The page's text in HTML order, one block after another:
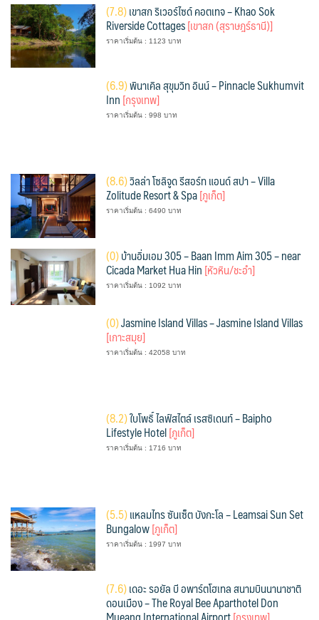
(7.8)เขาสก ริเวอร์ไซด์ คอตเทจ – Khao Sok
Riverside Cottages[เขาสก (สุราษฎร์ธานี)]
ราคาเริ่มต้น : 1123 บาท
(6.9)พินาเคิล สุขุมวิท อินน์ – Pinnacle Sukhumvit
Inn[กรุงเทพ]
ราคาเริ่มต้น : 998 บาท
(8.6)วิลล่า โซลิจูด รีสอร์ท แอนด์ สปา – Villa
Zolitude Resort & Spa[ภูเก็ต]
ราคาเริ่มต้น : 6490 บาท
(0)บ้านอิ่มเอม 305 – Baan Imm Aim 305 – near
Cicada Market Hua Hin[หัวหิน/ชะอำ]
ราคาเริ่มต้น : 1092 บาท
(0)Jasmine Island Villas – Jasmine Island Villas
[เกาะสมุย]
ราคาเริ่มต้น : 42058 บาท
(8.2)ใบโพธิ์ ไลฟ์สไตล์ เรสซิเดนท์ – Baipho
Lifestyle Hotel[ภูเก็ต]
ราคาเริ่มต้น : 1716 บาท
(5.5)แหลมไทร ซันเซ็ต บังกะโล – Leamsai Sun Set
Bungalow[ภูเก็ต]
ราคาเริ่มต้น : 1997 บาท
(7.6)เดอะ รอยัล บี อพาร์ตโฮเทล สนามบินนานาชาติ
ดอนเมือง – The Royal Bee Aparthotel Don